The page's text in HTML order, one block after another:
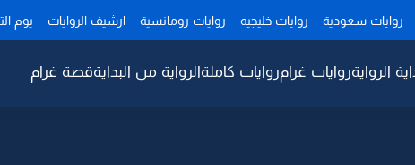
روايات سعودية روايات خليجيه روايات رومانسية ارشيف الروايات يوم
الروايةروايات غرامروايات كاملةالرواية من البدايةقصة غرام